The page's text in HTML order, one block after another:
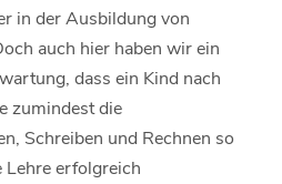
in der Ausbildung von
auch hier haben wir ein
dass ein Kind nach
zumindest die
Schreiben und Rechnen so
Lehre erfolgreich